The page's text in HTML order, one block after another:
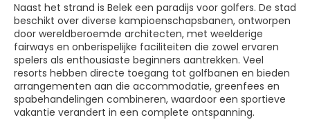
Naast het strand is Belek een paradijs voor golfers. De stad
beschikt over diverse kampioenschapsbanen, ontworpen
door wereldberoemde architecten, met weelderige
fairways en onberispelijke faciliteiten die zowel ervaren
spelers als enthousiaste beginners aantrekken. Veel
resorts hebben directe toegang tot golfbanen en bieden
arrangementen aan die accommodatie, greenfees en
spabehandelingen combineren, waardoor een sportieve
vakantie verandert in een complete ontspanning.